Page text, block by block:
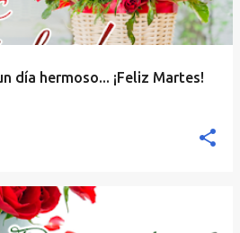
día hermoso... ¡Feliz Martes!